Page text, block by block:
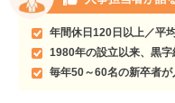
年間休日120日以上／平
1980年の設立以来、黒
毎年50～60名の新卒者